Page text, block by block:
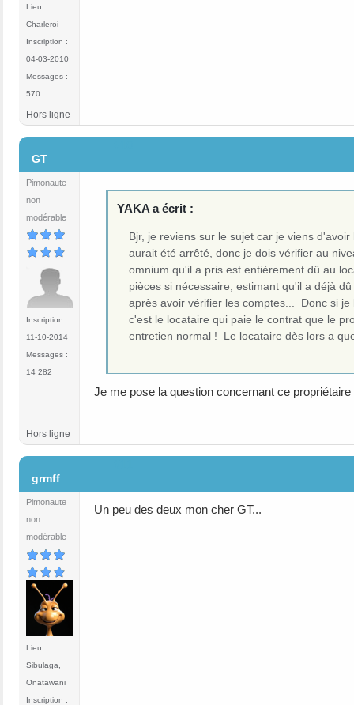
Lieu :
Charleroi
Inscription :
04-03-2010
Messages :
570
Hors ligne
GT
Pimonaute
non
modérable
Inscription :
11-10-2014
Messages :
14 282
YAKA a écrit :
Bjr, je reviens sur le sujet car je viens
aurait été arrêté, donc je dois vérifier au
omnium qu'il a pris est entièrement dû au
pièces si nécessaire, estimant qu'il a déjà
après avoir vérifier les comptes... Donc si
c'est le locataire qui paie le contrat que le
entretien normal ! Le locataire dès lors a
Je me pose la question concernant ce
Hors ligne
grmff
Pimonaute
non
modérable
Lieu :
Sibulaga,
Onatawani
Inscription :
Un peu des deux mon cher GT...